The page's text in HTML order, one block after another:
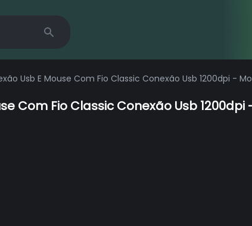
Usb E Mouse Com Fio Classic Conexão Usb 1200dpi -
Com Fio Classic Conexão Usb 1200dpi